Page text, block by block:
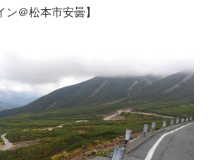
ン＠松本市安曇】